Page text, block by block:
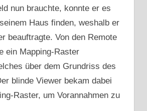
nun brauchte, konnte er es
Haus finden, weshalb er
beauftragte. Von den Remote
ein Mapping-Raster
über dem Grundriss des
blinde Viewer bekam dabei
Raster, um Vorannahmen zu